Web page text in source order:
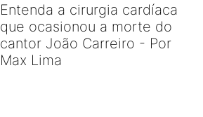
Entenda a cirurgia cardíaca
que ocasionou a morte do
cantor João Carreiro - Por
Max Lima